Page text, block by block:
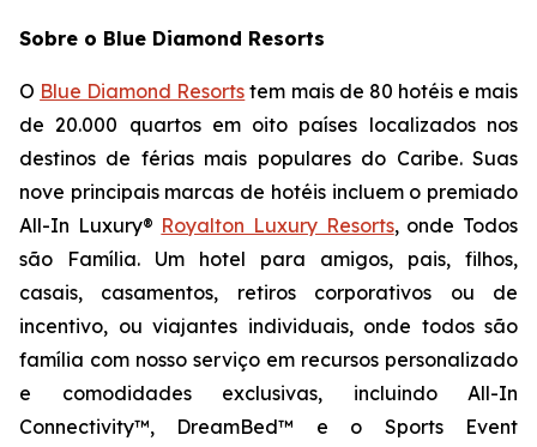
Sobre o Blue Diamond Resorts
O Blue Diamond Resorts tem mais de 80 hotéis e mais
de 20.000 quartos em oito países localizados nos
destinos de férias mais populares do Caribe. Suas
nove principais marcas de hotéis incluem o premiado
All-In Luxury® Royalton Luxury Resorts, onde Todos
são Família. Um hotel para amigos, pais, filhos,
casais, casamentos, retiros corporativos ou de
incentivo, ou viajantes individuais, onde todos são
família com nosso serviço em recursos personalizado
e comodidades exclusivas, incluindo All-In
Connectivity™, DreamBed™ e o Sports Event